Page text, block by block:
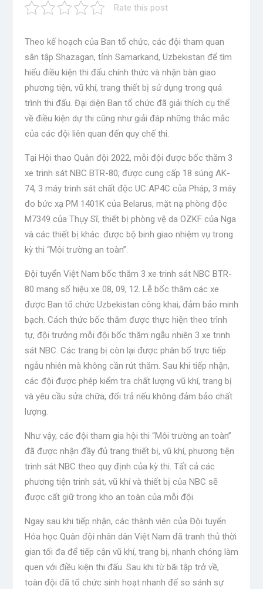
Rate this post
Theo kế hoạch của Ban tổ chức, các đội tham quan
sân tập Shazagan, tỉnh Samarkand, Uzbekistan để tìm
hiểu điều kiện thi đấu chính thức và nhận bàn giao
phương tiện, vũ khí, trang thiết bị sử dụng trong quá
trình thi đấu. Đại diện Ban tổ chức đã giải thích cụ thể
về điều kiện dự thi cũng như giải đáp những thắc mắc
của các đội liên quan đến quy chế thi.
Tại Hội thao Quân đội 2022, mỗi đội được bốc thăm 3
xe trinh sát NBC BTR-80; được cung cấp 18 súng AK-
74, 3 máy trinh sát chất độc UC AP4C của Pháp, 3 máy
đo bức xạ PM 1401K của Belarus, mặt nạ phòng độc
M7349 của Thụy Sĩ, thiết bị phòng vệ da OZKF của Nga
và các thiết bị khác. được bộ binh giao nhiệm vụ trong
kỳ thi “Môi trường an toàn”.
Đội tuyển Việt Nam bốc thăm 3 xe trinh sát NBC BTR-
80 mang số hiệu xe 08, 09, 12. Lễ bốc thăm các xe
được Ban tổ chức Uzbekistan công khai, đảm bảo minh
bạch. Cách thức bốc thăm được thực hiện theo trình
tự, đội trưởng mỗi đội bốc thăm ngẫu nhiên 3 xe trinh
sát NBC. Các trang bị còn lại được phân bổ trực tiếp
ngẫu nhiên mà không cần rút thăm. Sau khi tiếp nhận,
các đội được phép kiểm tra chất lượng vũ khí, trang bị
và yêu cầu sửa chữa, đổi trả nếu không đảm bảo chất
lượng.
Như vậy, các đội tham gia hội thi “Môi trường an toàn”
đã được nhận đầy đủ trang thiết bị, vũ khí, phương tiện
trinh sát NBC theo quy định của kỳ thi. Tất cả các
phương tiện trinh sát, vũ khí và thiết bị của NBC sẽ
được cất giữ trong kho an toàn của mỗi đội.
Ngay sau khi tiếp nhận, các thành viên của Đội tuyển
Hóa học Quân đội nhân dân Việt Nam đã tranh thủ thời
gian tối đa để tiếp cận vũ khí, trang bị, nhanh chóng làm
quen với điều kiện thi đấu. Sau khi từ bãi tập trở về,
toàn đội đã tổ chức sinh hoạt nhanh để so sánh sự